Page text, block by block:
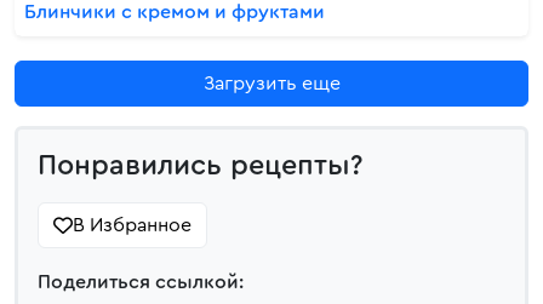
Блинчики с кремом и фруктами
Загрузить еще
Понравились рецепты?
В Избранное
Поделиться ссылкой: